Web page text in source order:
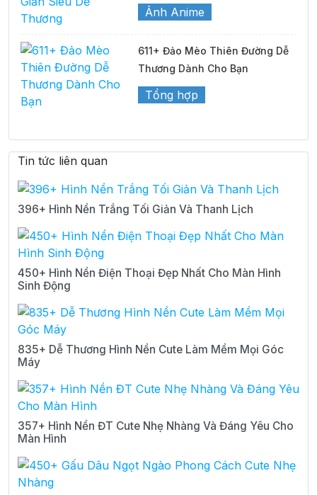
Ảnh Anime
611+ Đảo Mèo Thiên Đường Dễ
Thương Dành Cho Bạn
Tổng hợp
Tin tức liên quan
396+ Hình Nền Trắng Tối Giản Và Thanh Lịch
450+ Hình Nền Điện Thoại Đẹp Nhất Cho Màn Hình
Sinh Động
835+ Dễ Thương Hình Nền Cute Làm Mềm Mọi Góc
Máy
357+ Hình Nền ĐT Cute Nhẹ Nhàng Và Đáng Yêu Cho
Màn Hình